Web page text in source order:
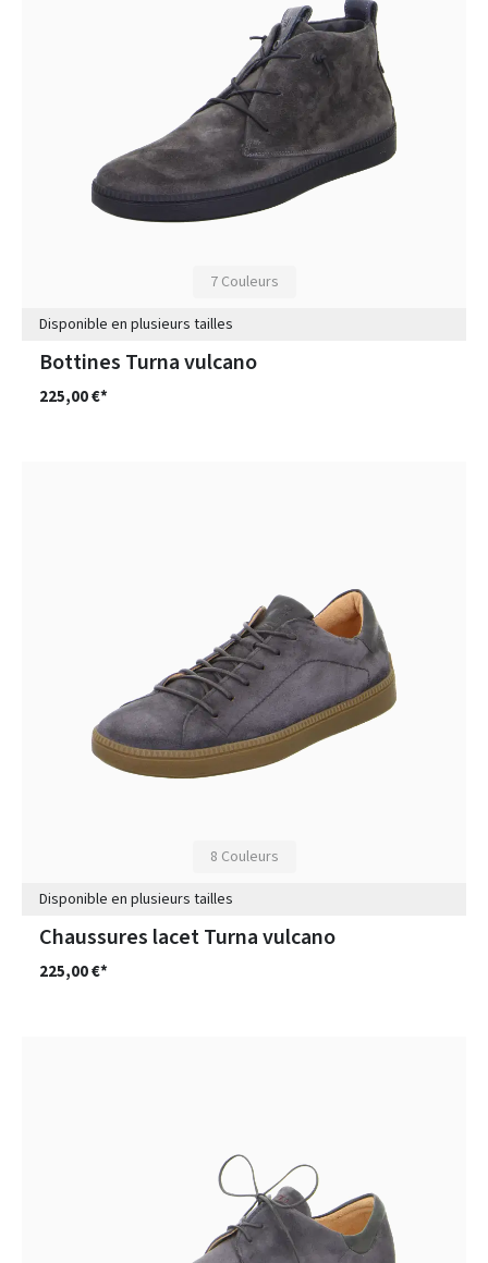
7 Couleurs
Disponible en plusieurs tailles
Bottines Turna vulcano
225,00 €*
8 Couleurs
Disponible en plusieurs tailles
Chaussures lacet Turna vulcano
225,00 €*